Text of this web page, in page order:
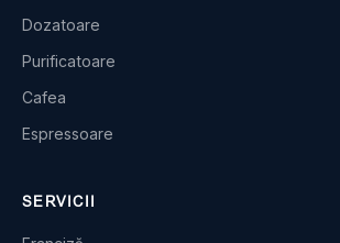
Dozatoare
Purificatoare
Cafea
Espressoare
SERVICII